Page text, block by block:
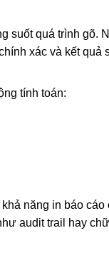
suốt quá trình gõ.
xác và kết quả
tính toán:
năng in báo cáo
audit trail hay